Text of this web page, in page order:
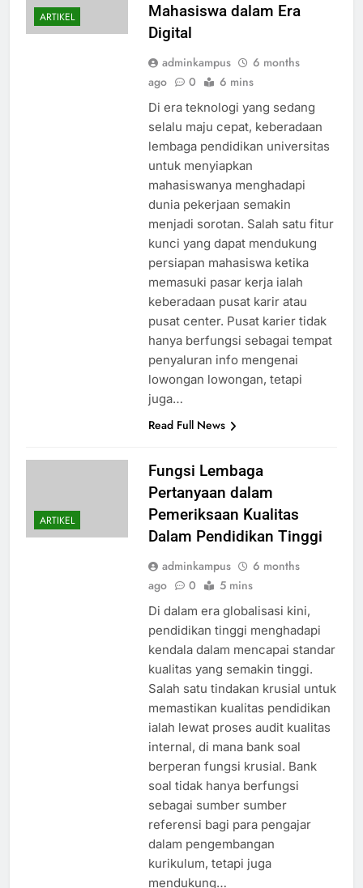
ARTIKEL
Mahasiswa dalam Era
Digital
adminkampus
6 months
ago
0 6 mins
Di era teknologi yang sedang
selalu maju cepat, keberadaan
lembaga pendidikan universitas
untuk menyiapkan
mahasiswanya menghadapi
dunia pekerjaan semakin
menjadi sorotan. Salah satu fitur
kunci yang dapat mendukung
persiapan mahasiswa ketika
memasuki pasar kerja ialah
keberadaan pusat karir atau
pusat center. Pusat karier tidak
hanya berfungsi sebagai tempat
penyaluran info mengenai
lowongan lowongan, tetapi
juga…
Read Full News
ARTIKEL
Fungsi Lembaga
Pertanyaan dalam
Pemeriksaan Kualitas
Dalam Pendidikan Tinggi
adminkampus
6 months
ago
0 5 mins
Di dalam era globalisasi kini,
pendidikan tinggi menghadapi
kendala dalam mencapai standar
kualitas yang semakin tinggi.
Salah satu tindakan krusial untuk
memastikan kualitas pendidikan
ialah lewat proses audit kualitas
internal, di mana bank soal
berperan fungsi krusial. Bank
soal tidak hanya berfungsi
sebagai sumber sumber
referensi bagi para pengajar
dalam pengembangan
kurikulum, tetapi juga
mendukung…